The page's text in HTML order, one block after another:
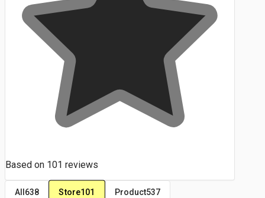
Based on 101 reviews
All 638 Store101 Product537